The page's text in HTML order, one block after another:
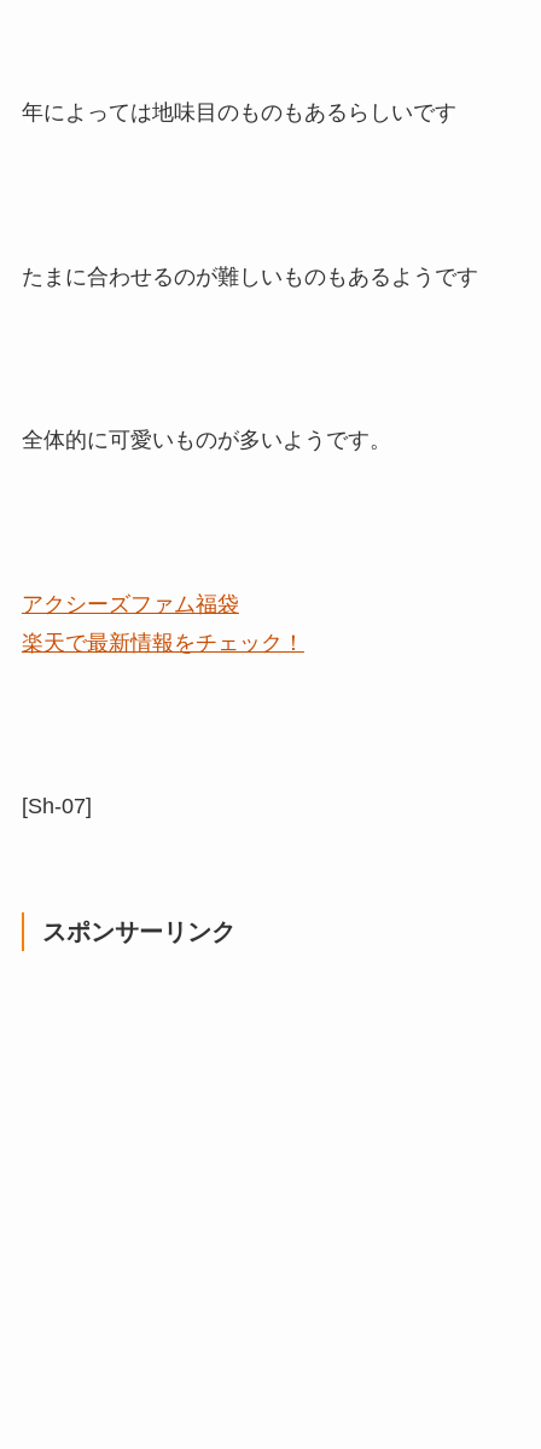
年によっては地味目のものもあるらしいです
たまに合わせるのが難しいものもあるようです
全体的に可愛いものが多いようです。
アクシーズファム福袋
楽天で最新情報をチェック！
[Sh-07]
スポンサーリンク